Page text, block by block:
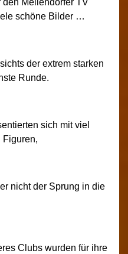
Mellendorfer TV
schöne Bilder …
der extrem starken
Runde.
sich mit viel
Figuren,
nicht der Sprung in die
Clubs wurden für ihre